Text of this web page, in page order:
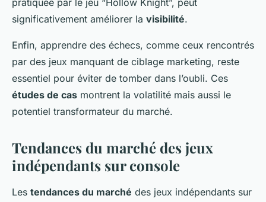
pratiquée par le jeu “Hollow Knight”, peut
significativement améliorer la visibilité.
Enfin, apprendre des échecs, comme ceux rencontrés
par des jeux manquant de ciblage marketing, reste
essentiel pour éviter de tomber dans l’oubli. Ces
études de cas montrent la volatilité mais aussi le
potentiel transformateur du marché.
Tendances du marché des jeux
indépendants sur console
Les tendances du marché des jeux indépendants sur